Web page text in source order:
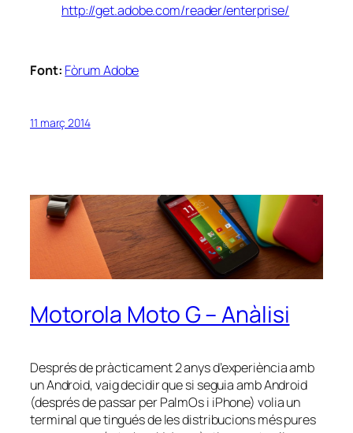
http://get.adobe.com/reader/enterprise/
Font: Fòrum Adobe
11 març 2014
Motorola Moto G – Anàlisi
Després de pràcticament 2 anys d’experiència amb
un Android, vaig decidir que si seguia amb Android
(després de passar per PalmOs i iPhone) volia un
terminal que tingués de les distribucions més pures